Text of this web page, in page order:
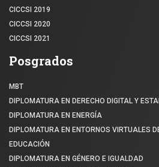
CICCSI 2019
CICCSI 2020
CICCSI 2021
Posgrados
MBT
DIPLOMATURA EN DERECHO DIGITAL Y
DIPLOMATURA EN ENERGÍA
DIPLOMATURA EN ENTORNOS VIRTUALES
EDUCACIÓN
DIPLOMATURA EN GÉNERO E IGUALDAD